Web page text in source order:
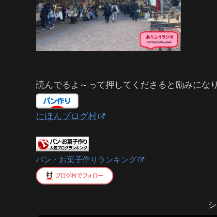
読んでるよ～って押してくださると励みにな
にほんブログ村
パン・お菓子作りランキング